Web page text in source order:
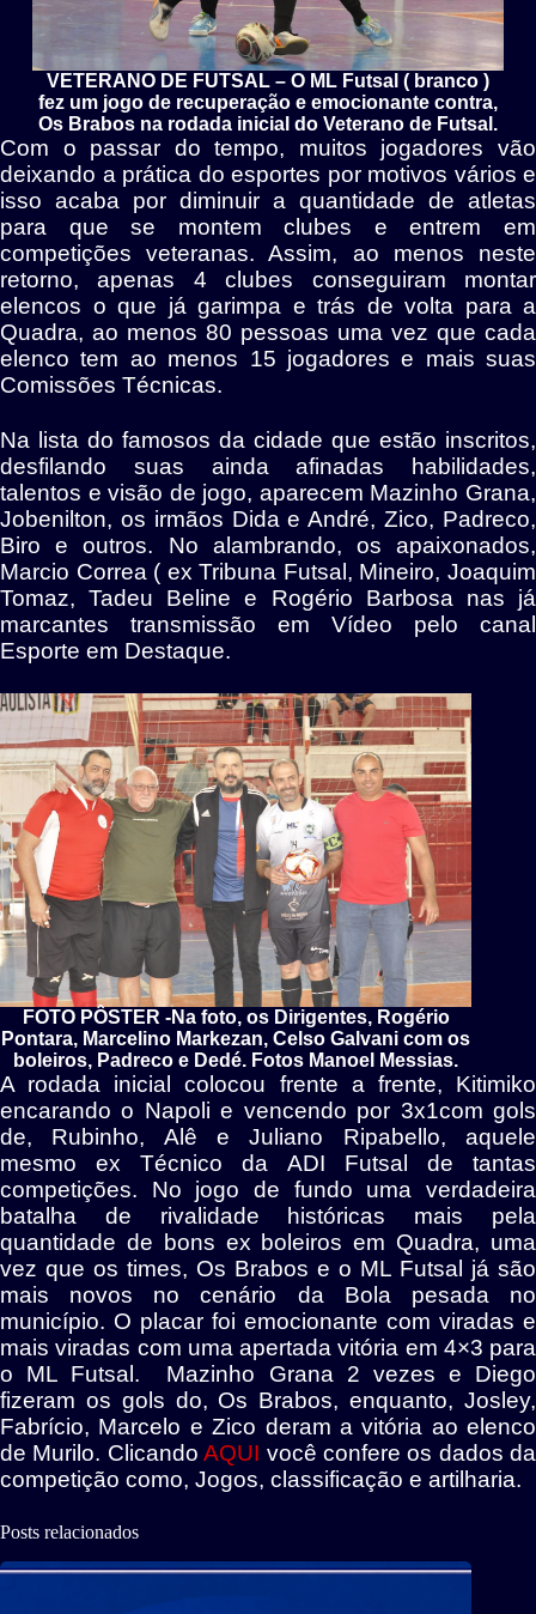
VETERANO DE FUTSAL – O ML Futsal ( branco )
fez um jogo de recuperação e emocionante contra,
Os Brabos na rodada inicial do Veterano de Futsal.
Com o passar do tempo, muitos jogadores vão
deixando a prática do esportes por motivos vários e
isso acaba por diminuir a quantidade de atletas
para que se montem clubes e entrem em
competições veteranas. Assim, ao menos neste
retorno, apenas 4 clubes conseguiram montar
elencos o que já garimpa e trás de volta para a
Quadra, ao menos 80 pessoas uma vez que cada
elenco tem ao menos 15 jogadores e mais suas
Comissões Técnicas.
Na lista do famosos da cidade que estão inscritos,
desfilando suas ainda afinadas habilidades,
talentos e visão de jogo, aparecem Mazinho Grana,
Jobenilton, os irmãos Dida e André, Zico, Padreco,
Biro e outros. No alambrando, os apaixonados,
Marcio Correa ( ex Tribuna Futsal, Mineiro, Joaquim
Tomaz, Tadeu Beline e Rogério Barbosa nas já
marcantes transmissão em Vídeo pelo canal
Esporte em Destaque.
FOTO PÔSTER -Na foto, os Dirigentes, Rogério
Pontara, Marcelino Markezan, Celso Galvani com os
boleiros, Padreco e Dedé. Fotos Manoel Messias.
A rodada inicial colocou frente a frente, Kitimiko
encarando o Napoli e vencendo por 3x1com gols
de, Rubinho, Alê e Juliano Ripabello, aquele
mesmo ex Técnico da ADI Futsal de tantas
competições. No jogo de fundo uma verdadeira
batalha de rivalidade históricas mais pela
quantidade de bons ex boleiros em Quadra, uma
vez que os times, Os Brabos e o ML Futsal já são
mais novos no cenário da Bola pesada no
município. O placar foi emocionante com viradas e
mais viradas com uma apertada vitória em 4×3 para
o ML Futsal. Mazinho Grana 2 vezes e Diego
fizeram os gols do, Os Brabos, enquanto, Josley,
Fabrício, Marcelo e Zico deram a vitória ao elenco
de Murilo. ClicandoAQUI você confere os dados da
competição como, Jogos, classificação e artilharia.
Posts relacionados